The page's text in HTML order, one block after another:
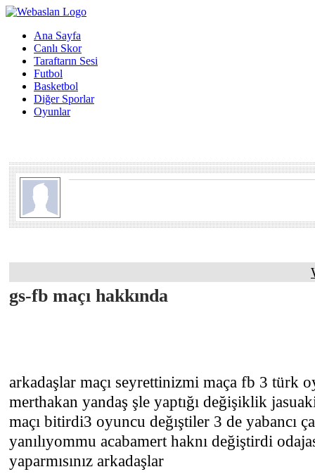
Ana Sayfa
Canlı Skor
Taraftarın Sesi
Futbol
Basketbol
Diğer Sporlar
Oyunlar
gs-fb maçı hakkında
arkadaşlar maçı seyrettinizmi maça fb 3 türk
merthakan yandaş şle yaptığı değişiklik
maçı bitirdi3 oyuncu değıştiler 3 de yabancı
yanılıyommu acabamert haknı değiştirdi
yaparmısınız arkadaşlar